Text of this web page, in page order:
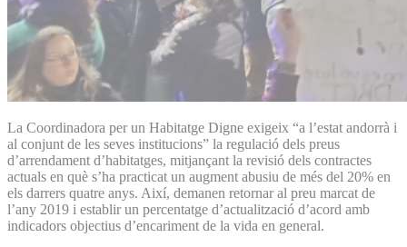
La Coordinadora per un Habitatge Digne exigeix “a l’estat andorrà i
al conjunt de les seves institucions” la regulació dels preus
d’arrendament d’habitatges, mitjançant la revisió dels contractes
actuals en què s’ha practicat un augment abusiu de més del 20% en
els darrers quatre anys. Així, demanen retornar al preu marcat de
l’any 2019 i establir un percentatge d’actualització d’acord amb
indicadors objectius d’encariment de la vida en general.